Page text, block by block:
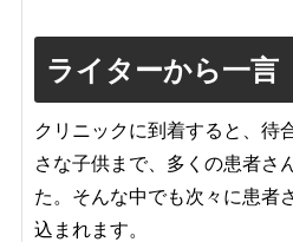
ライターから一言
クリニックに到着すると、待
さな子供まで、多くの患者さ
た。そんな中でも次々に患者
込まれます。